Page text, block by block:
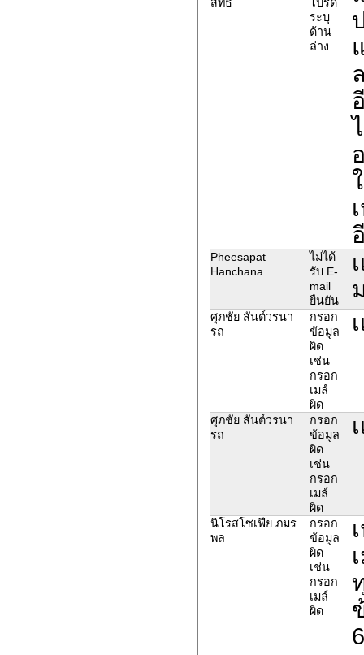
ระบุ
ด้าน
ล่าง
Pheesapat
Hanchana
ไม่ได้
รับ E-
mail
ยืนยัน
ศุภชัย สันต์วรนา
รถ
กรอก
ข้อมูล
ผิด
เช่น
กรอก
เมล์
ผิด
ศุภชัย สันต์วรนา
รถ
กรอก
ข้อมูล
ผิด
เช่น
กรอก
เมล์
ผิด
นิโรสโซเฟีย ภมร
พล
กรอก
ข้อมูล
ผิด
เช่น
กรอก
เมล์
ผิด